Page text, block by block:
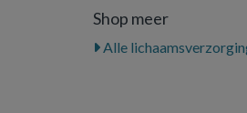
Shop meer
Alle